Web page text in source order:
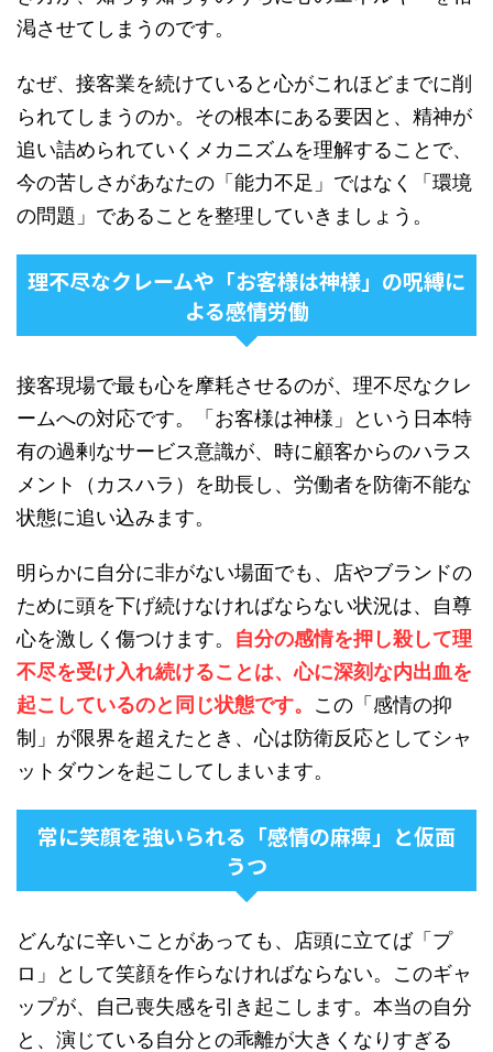
渇させてしまうのです。
なぜ、接客業を続けていると心がこれほどまでに削
られてしまうのか。その根本にある要因と、精神が
追い詰められていくメカニズムを理解することで、
今の苦しさがあなたの「能力不足」ではなく「環境
の問題」であることを整理していきましょう。
理不尽なクレームや「お客様は神様」の呪縛に
よる感情労働
接客現場で最も心を摩耗させるのが、理不尽なクレ
ームへの対応です。「お客様は神様」という日本特
有の過剰なサービス意識が、時に顧客からのハラス
メント（カスハラ）を助長し、労働者を防衛不能な
状態に追い込みます。
明らかに自分に非がない場面でも、店やブランドの
ために頭を下げ続けなければならない状況は、自尊
心を激しく傷つけます。 自分の感情を押し殺して理
不尽を受け入れ続けることは、心に深刻な内出血を
起こしているのと同じ状態です。 この「感情の抑
制」が限界を超えたとき、心は防衛反応としてシャ
ットダウンを起こしてしまいます。
常に笑顔を強いられる「感情の麻痺」と仮面
うつ
どんなに辛いことがあっても、店頭に立てば「プ
ロ」として笑顔を作らなければならない。このギャ
ップが、自己喪失感を引き起こします。本当の自分
と、演じている自分との乖離が大きくなりすぎる